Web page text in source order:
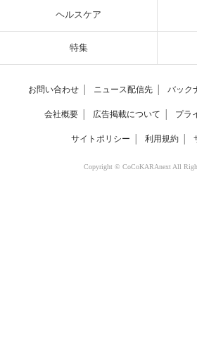
ヘルスケア
特集
お問い合わせ ニュース配信先 バック
会社概要 広告掲載について プラ
サイトポリシー 利用規約
Copyright © CoCoKARAnext All